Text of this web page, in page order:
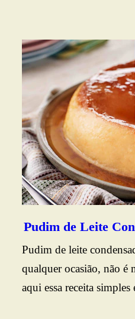
Pudim de Leite
Pudim de leite
qualquer ocasião, não é
aqui essa receita